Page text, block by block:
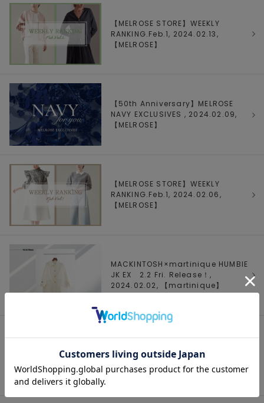
【MELROSE STORE】WEEKLY
RANKING.Feb.1, 2024.02.13,
【 MELROSE】
【50th Anniversary】MELROSE
NAVY EXCLUSIVES , 2024.02.09,
【 MELROSE】
【MELROSE STORE】WEEKLY
RANKING.Feb.1, 2024.02.06,
【 MELROSE】
MACKINTOSH×martinique HUMBIE
JK EX 2.2 Fri. Release！,
2024.02.02, 【 martinique】
アイテム着こなしスナップ公開,
2024.02.01, 【MELROSE】